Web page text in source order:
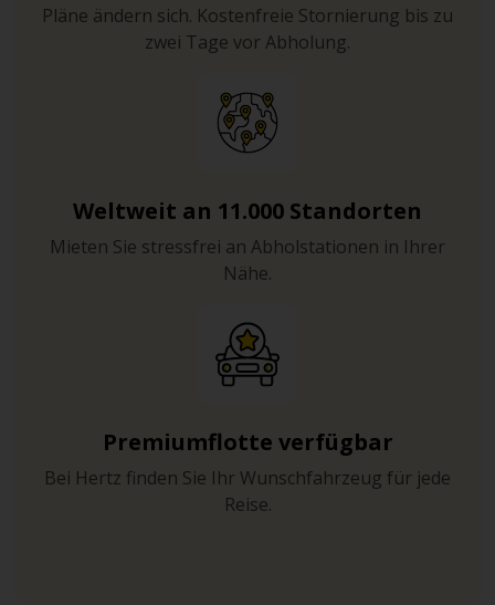
Pläne ändern sich. Kostenfreie Stornierung bis zu
zwei Tage vor Abholung.
Weltweit an 11.000 Standorten
Mieten Sie stressfrei an Abholstationen in Ihrer
Nähe.
Premiumflotte verfügbar
Bei Hertz finden Sie Ihr Wunschfahrzeug für jede
Reise.